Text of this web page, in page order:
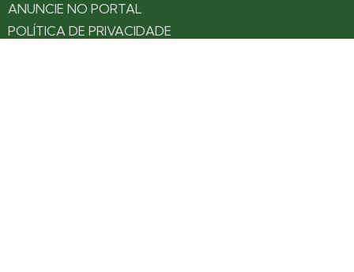
ANUNCIE NO PORTAL
POLÍTICA DE PRIVACIDADE